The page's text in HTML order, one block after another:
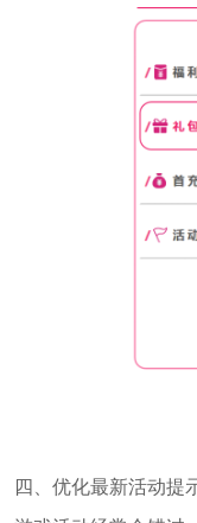
四、优化最新活动提